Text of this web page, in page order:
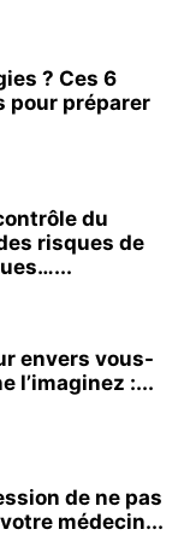
? Ces 6
pour préparer
du
risques de
envers vous-
l’imaginez :...
de ne pas
médecin...